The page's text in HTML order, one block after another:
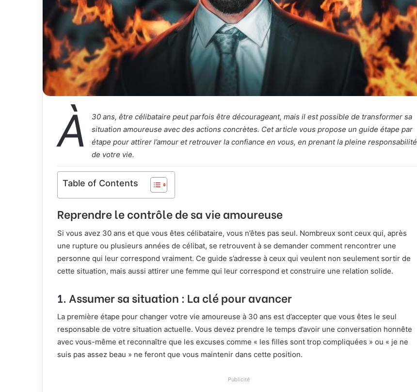
À
30 ans, être célibataire peut parfois être décourageant, mais il est possible de transformer sa
situation amoureuse avec des actions concrètes. Cet article vous propose un guide étape par
étape pour attirer l’amour et retrouver la confiance en vous, en prenant la pleine responsabilité
de votre vie.
Table of Contents
Reprendre le contrôle de sa vie amoureuse
Si vous avez 30 ans et que vous êtes célibataire, vous n’êtes pas seul. Nombreux sont ceux qui, après
une rupture ou plusieurs années de célibat, se retrouvent à se demander comment rencontrer une
personne qui leur correspond vraiment. Ce guide s’adresse à ceux qui veulent non seulement sortir de
cette situation, mais aussi attirer une femme qui leur correspond et construire une relation solide.
1. Assumer sa situation : La clé pour avancer
La première étape pour changer votre vie amoureuse à 30 ans est d’accepter que vous êtes le seul
responsable de votre situation actuelle. Vous devez prendre le temps d’avoir une conversation honnête
avec vous-même et reconnaître que les excuses comme « les filles sont trop compliquées » ou « je ne
suis pas assez beau » ne feront que vous maintenir dans cette position.
Publicité